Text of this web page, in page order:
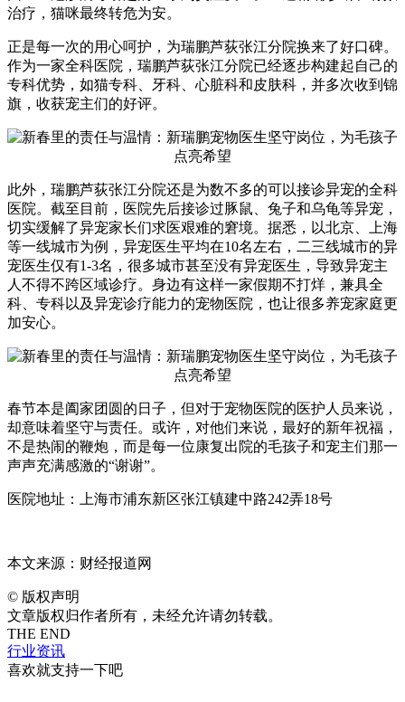
治疗，猫咪最终转危为安。
正是每一次的用心呵护，为瑞鹏芦荻张江分院换来了好口碑。
作为一家全科医院，瑞鹏芦荻张江分院已经逐步构建起自己的
专科优势，如猫专科、牙科、心脏科和皮肤科，并多次收到锦
旗，收获宠主们的好评。
此外，瑞鹏芦荻张江分院还是为数不多的可以接诊异宠的全科
医院。截至目前，医院先后接诊过豚鼠、兔子和乌龟等异宠，
切实缓解了异宠家长们求医艰难的窘境。据悉，以北京、上海
等一线城市为例，异宠医生平均在10名左右，二三线城市的异
宠医生仅有1-3名，很多城市甚至没有异宠医生，导致异宠主
人不得不跨区域诊疗。身边有这样一家假期不打烊，兼具全
科、专科以及异宠诊疗能力的宠物医院，也让很多养宠家庭更
加安心。
春节本是阖家团圆的日子，但对于宠物医院的医护人员来说，
却意味着坚守与责任。或许，对他们来说，最好的新年祝福，
不是热闹的鞭炮，而是每一位康复出院的毛孩子和宠主们那一
声声充满感激的“谢谢”。
医院地址：上海市浦东新区张江镇建中路242弄18号
本文来源：财经报道网
© 版权声明
文章版权归作者所有，未经允许请勿转载。
THE END
行业资讯
喜欢就支持一下吧